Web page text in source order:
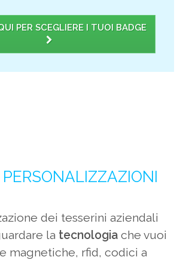
PER SCEGLIERE I TUOI BADGE
dei tesserini aziendali
la tecnologia che vuoi
magnetiche, rfid, codici a